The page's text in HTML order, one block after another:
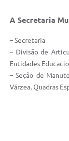
A Secretaria
– Secretaria
– Divisão de
Entidades
– Seção de
Várzea, Quadras